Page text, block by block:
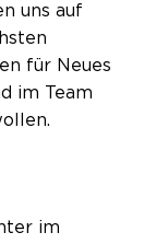
uns auf
für Neues
im Team
im